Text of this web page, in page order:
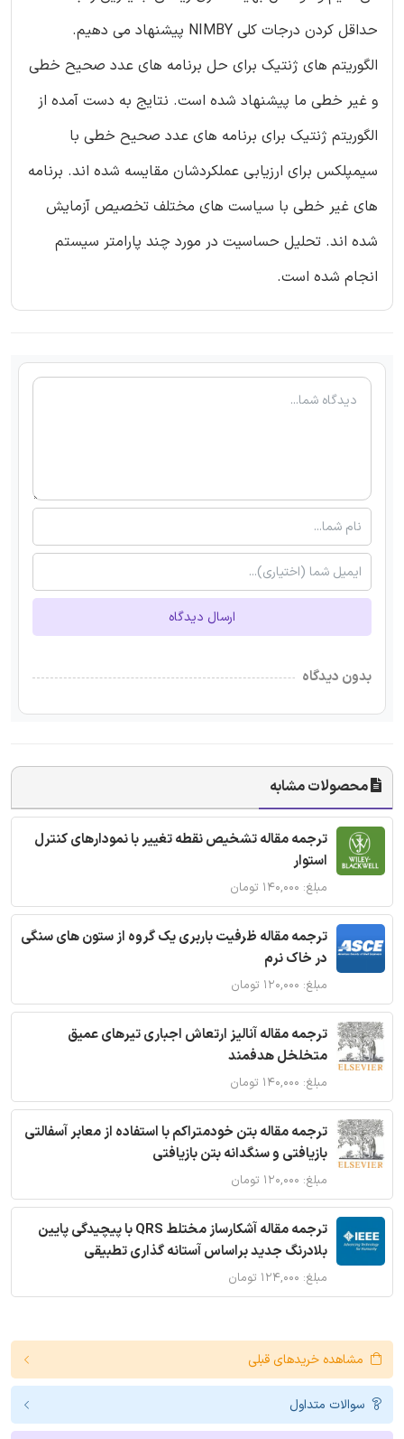
حداقل کردن درجات کلی NIMBY پیشنهاد می دهیم.
الگوریتم های ژنتیک برای حل برنامه های عدد صحیح خطی
و غیر خطی ما پیشنهاد شده است. نتایج به دست آمده از
الگوریتم ژنتیک برای برنامه های عدد صحیح خطی با
سیمپلکس برای ارزیابی عملکردشان مقایسه شده اند. برنامه
های غیر خطی با سیاست های مختلف تخصیص آزمایش
شده اند. تحلیل حساسیت در مورد چند پارامتر سیستم
انجام شده است.
ارسال دیدگاه
بدون دیدگاه
محصولات مشابه
ترجمه مقاله تشخیص نقطه تغییر با نمودارهای کنترل
استوار
مبلغ: ۱۴۰,۰۰۰ تومان
ترجمه مقاله ظرفیت باربری یک گروه از ستون های سنگی
در خاک نرم
مبلغ: ۱۲۰,۰۰۰ تومان
ترجمه مقاله آنالیز ارتعاش اجباری تیرهای عمیق
متخلخل هدفمند
مبلغ: ۱۴۰,۰۰۰ تومان
ترجمه مقاله بتن خودمتراکم با استفاده از معابر آسفالتی
بازیافتی و سنگدانه بتن بازیافتی
مبلغ: ۱۲۰,۰۰۰ تومان
ترجمه مقاله آشکارساز مختلط QRS با پیچیدگی پایین
بلادرنگ جدید براساس آستانه گذاری تطبیقی
مبلغ: ۱۲۴,۰۰۰ تومان
مشاهده خریدهای قبلی
سوالات متداول